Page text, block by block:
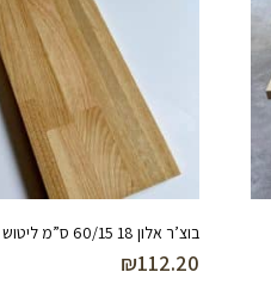
בוצ’ר אלון 18 60/15 ס”מ ליטוש ולכה
₪112.20